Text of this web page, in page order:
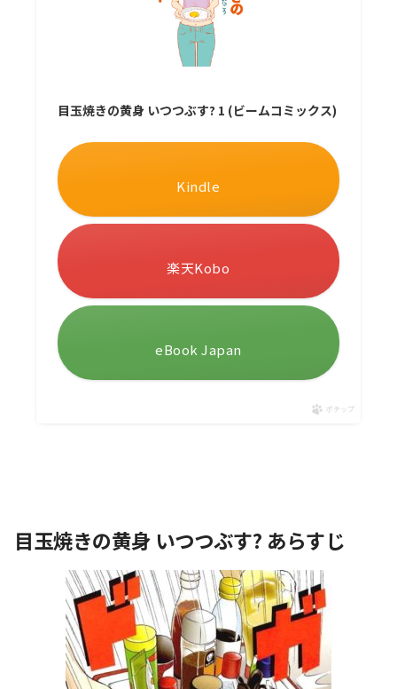
目玉焼きの黄身 いつつぶす? 1 (ビームコミックス)
Kindle
楽天Kobo
eBook Japan
ポチップ
目玉焼きの黄身 いつつぶす? あらすじ